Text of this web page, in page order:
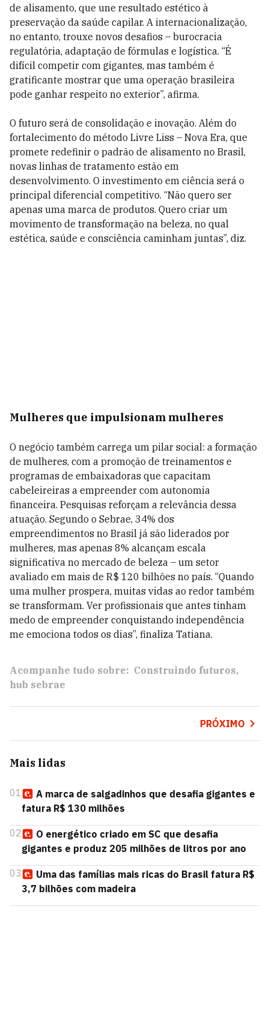
de alisamento, que une resultado estético à
preservação da saúde capilar. A internacionalização,
no entanto, trouxe novos desafios – burocracia
regulatória, adaptação de fórmulas e logística. “É
difícil competir com gigantes, mas também é
gratificante mostrar que uma operação brasileira
pode ganhar respeito no exterior”, afirma.
O futuro será de consolidação e inovação. Além do
fortalecimento do método Livre Liss – Nova Era, que
promete redefinir o padrão de alisamento no Brasil,
novas linhas de tratamento estão em
desenvolvimento. O investimento em ciência será o
principal diferencial competitivo. “Não quero ser
apenas uma marca de produtos. Quero criar um
movimento de transformação na beleza, no qual
estética, saúde e consciência caminham juntas”, diz.
Mulheres que impulsionam mulheres
O negócio também carrega um pilar social: a formação
de mulheres, com a promoção de treinamentos e
programas de embaixadoras que capacitam
cabeleireiras a empreender com autonomia
financeira. Pesquisas reforçam a relevância dessa
atuação. Segundo o Sebrae, 34% dos
empreendimentos no Brasil já são liderados por
mulheres, mas apenas 8% alcançam escala
significativa no mercado de beleza – um setor
avaliado em mais de R$ 120 bilhões no país. “Quando
uma mulher prospera, muitas vidas ao redor também
se transformam. Ver profissionais que antes tinham
medo de empreender conquistando independência
me emociona todos os dias”, finaliza Tatiana.
Acompanhe tudo sobre: Construindo futuros
hub sebrae
PRÓXIMO
Mais lidas
01
A marca de salgadinhos que desafia gigantes e
fatura R$ 130 milhões
02
O energético criado em SC que desafia
gigantes e produz 205 milhões de litros por ano
03
Uma das famílias mais ricas do Brasil fatura R$
3,7 bilhões com madeira